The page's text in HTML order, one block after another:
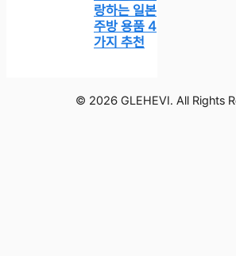
랑하는 일본
주방 용품 4
가지 추천
© 2026 GLEHEVI. All Rights